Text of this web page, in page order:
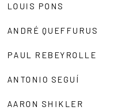
LOUIS PONS
ANDRÉ QUEFFURUS
PAUL REBEYROLLE
ANTONIO SEGUÍ
AARON SHIKLER